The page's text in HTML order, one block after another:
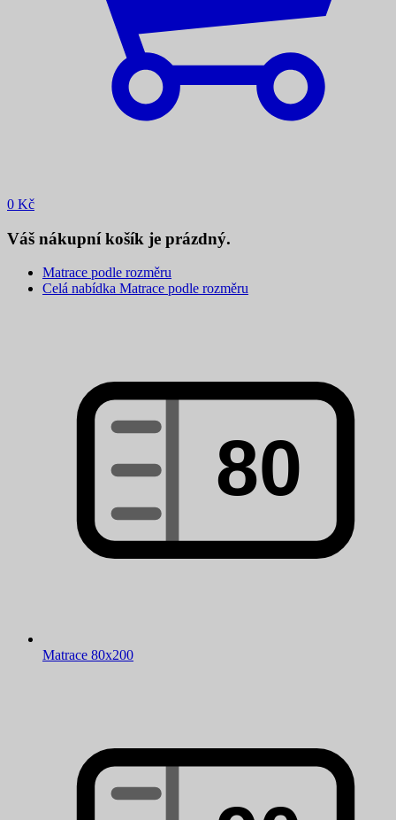
0 Kč
Váš nákupní košík je prázdný.
Matrace podle rozměru
Celá nabídka Matrace podle rozměru
Matrace 80x200